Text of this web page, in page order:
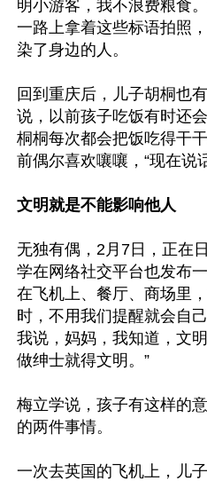
明小游客，我不浪费粮食
一路上拿着这些标语拍照
染了身边的人。
回到重庆后，儿子胡桐也
说，以前孩子吃饭有时还
桐桐每次都会把饭吃得干
前偶尔喜欢嚷嚷，“现在说
文明就是不能影响他人
无独有偶，2月7日，正在
学在网络社交平台也发布
在飞机上、餐厅、商场里
时，不用我们提醒就会自
我说，妈妈，我知道，文
做绅士就得文明。”
梅立学说，孩子有这样的
的两件事情。
一次去英国的飞机上，儿